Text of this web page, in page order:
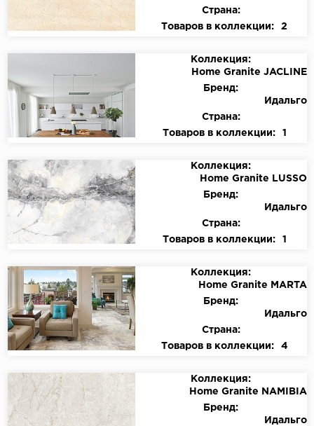
Страна:
Товаров в коллекции:
2
Коллекция:
Home Granite JACLINE
Бренд:
Идальго
Страна:
Товаров в коллекции:
1
Коллекция:
Home Granite LUSSO
Бренд:
Идальго
Страна:
Товаров в коллекции:
1
Коллекция:
Home Granite MARTA
Бренд:
Идальго
Страна:
Товаров в коллекции:
4
Коллекция:
Home Granite NAMIBIA
Бренд:
Идальго